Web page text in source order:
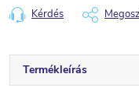
Kérdés
Termékleírás